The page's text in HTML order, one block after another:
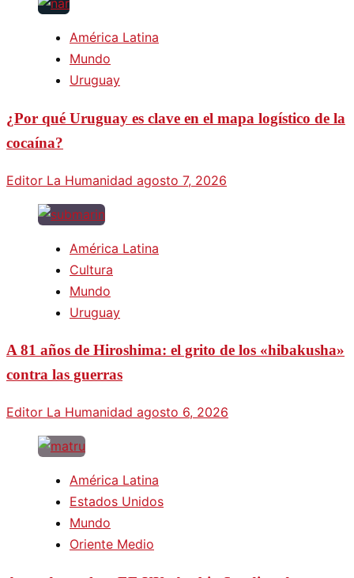
América Latina
Mundo
Uruguay
¿Por qué Uruguay es clave en el mapa logístico de la
cocaína?
Editor La Humanidad agosto 7, 2026
América Latina
Cultura
Mundo
Uruguay
A 81 años de Hiroshima: el grito de los «hibakusha»
contra las guerras
Editor La Humanidad agosto 6, 2026
América Latina
Estados Unidos
Mundo
Oriente Medio